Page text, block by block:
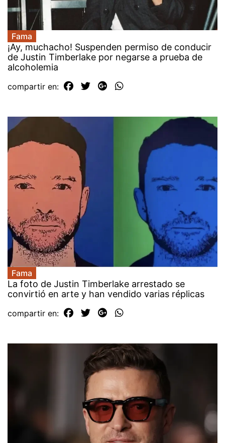
Fama
¡Ay, muchacho! Suspenden permiso de conducir
de Justin Timberlake por negarse a prueba de
alcoholemia
compartir en:
Fama
La foto de Justin Timberlake arrestado se
convirtió en arte y han vendido varias réplicas
compartir en: